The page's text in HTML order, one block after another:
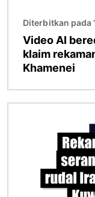
Diterbitkan
Video AI
klaim
Khamenei